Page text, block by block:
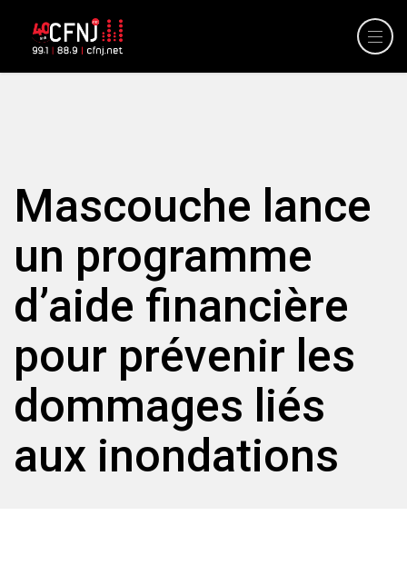
Mascouche lance
un programme
d’aide financière
pour prévenir les
dommages liés
aux inondations